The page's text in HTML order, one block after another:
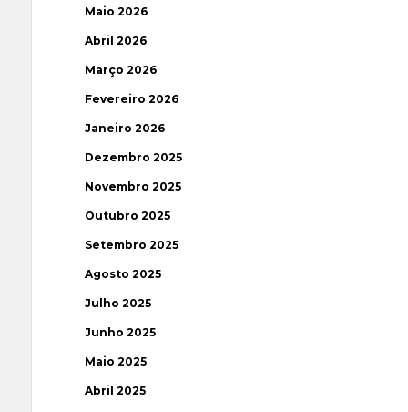
Maio 2026
Abril 2026
Março 2026
Fevereiro 2026
Janeiro 2026
Dezembro 2025
Novembro 2025
Outubro 2025
Setembro 2025
Agosto 2025
Julho 2025
Junho 2025
Maio 2025
Abril 2025